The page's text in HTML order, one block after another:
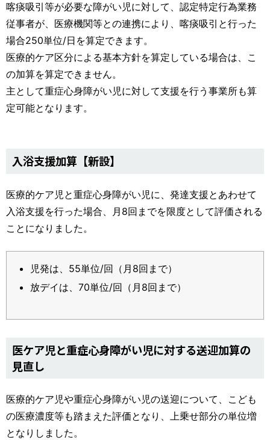
喀痰吸引等が必要な障がい児に対して、認定特定行為業務
従事者が、医療機関等との連携により、喀痰吸引と行った
場合250単位/日を算定できます。
医療的ケア区分による基本方針を算定している場合は、こ
の加算を算定できません。
主として重症心身障がい児に対して支援を行う事業所も算
定可能となります。
入浴支援加算【新設】
医療的ケア児と重症心身障がい児に、発達支援とあわせて
入浴支援を行った場合、月8回までを限度として評価される
ことになりました。
児発は、55単位/回（月8回まで）
放デイは、70単位/回（月8回まで）
医ケア児と重症心身障がい児に対する送迎加算の
見直し
医療的ケア児や重症心身障がい児の送迎について、こども
の医療濃度等も踏まえた評価となり、上乗せ部分の単位増
となりしました。